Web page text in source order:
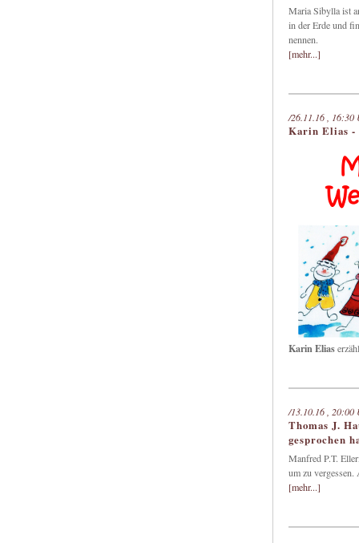
Maria Sibylla ist
in der Erde und
nennen.
[mehr...]
/26.11.16 , 16:30
Karin Elias -
Karin Elias
/13.10.16 , 20:00
Thomas J.
gesprochen
Manfred P.T.
um zu
[mehr...]